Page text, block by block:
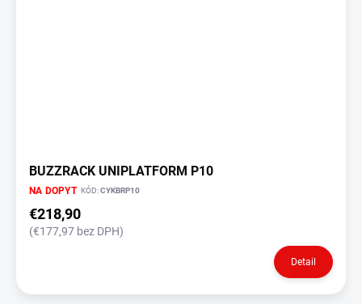
BUZZRACK UNIPLATFORM P10
NA DOPYT KÓD:CYKBRP10
€218,90
(€177,97 bez DPH)
Detail